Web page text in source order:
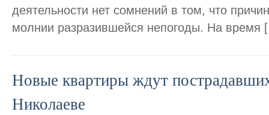
деятельности нет сомнений в том, что
молнии разразившейся непогоды. На время
Новые квартиры ждут
Николаеве